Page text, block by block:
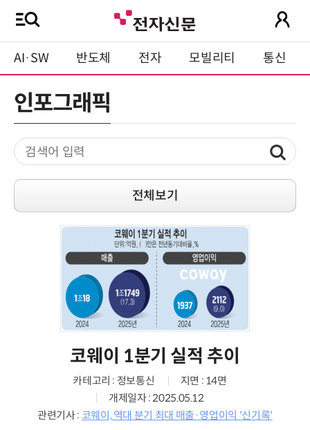
AI·SW 반도체 전자 모빌리티 통신
인포그래픽
전체보기
코웨이 1분기 실적 추이
카테고리 : 정보통신
지면 : 14면
개제일자 : 2025.05.12
관련기사 : 코웨이, 역대 분기 최대 매출·영업이익 '신기록'